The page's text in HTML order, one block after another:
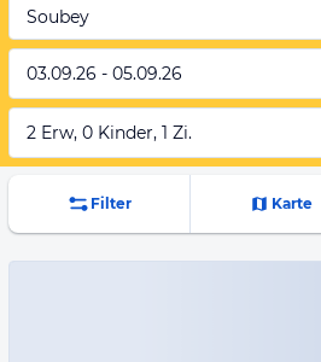
Soubey
03.09.26 - 05.09.26
2 Erw, 0 Kinder, 1 Zi.
Filter Karte